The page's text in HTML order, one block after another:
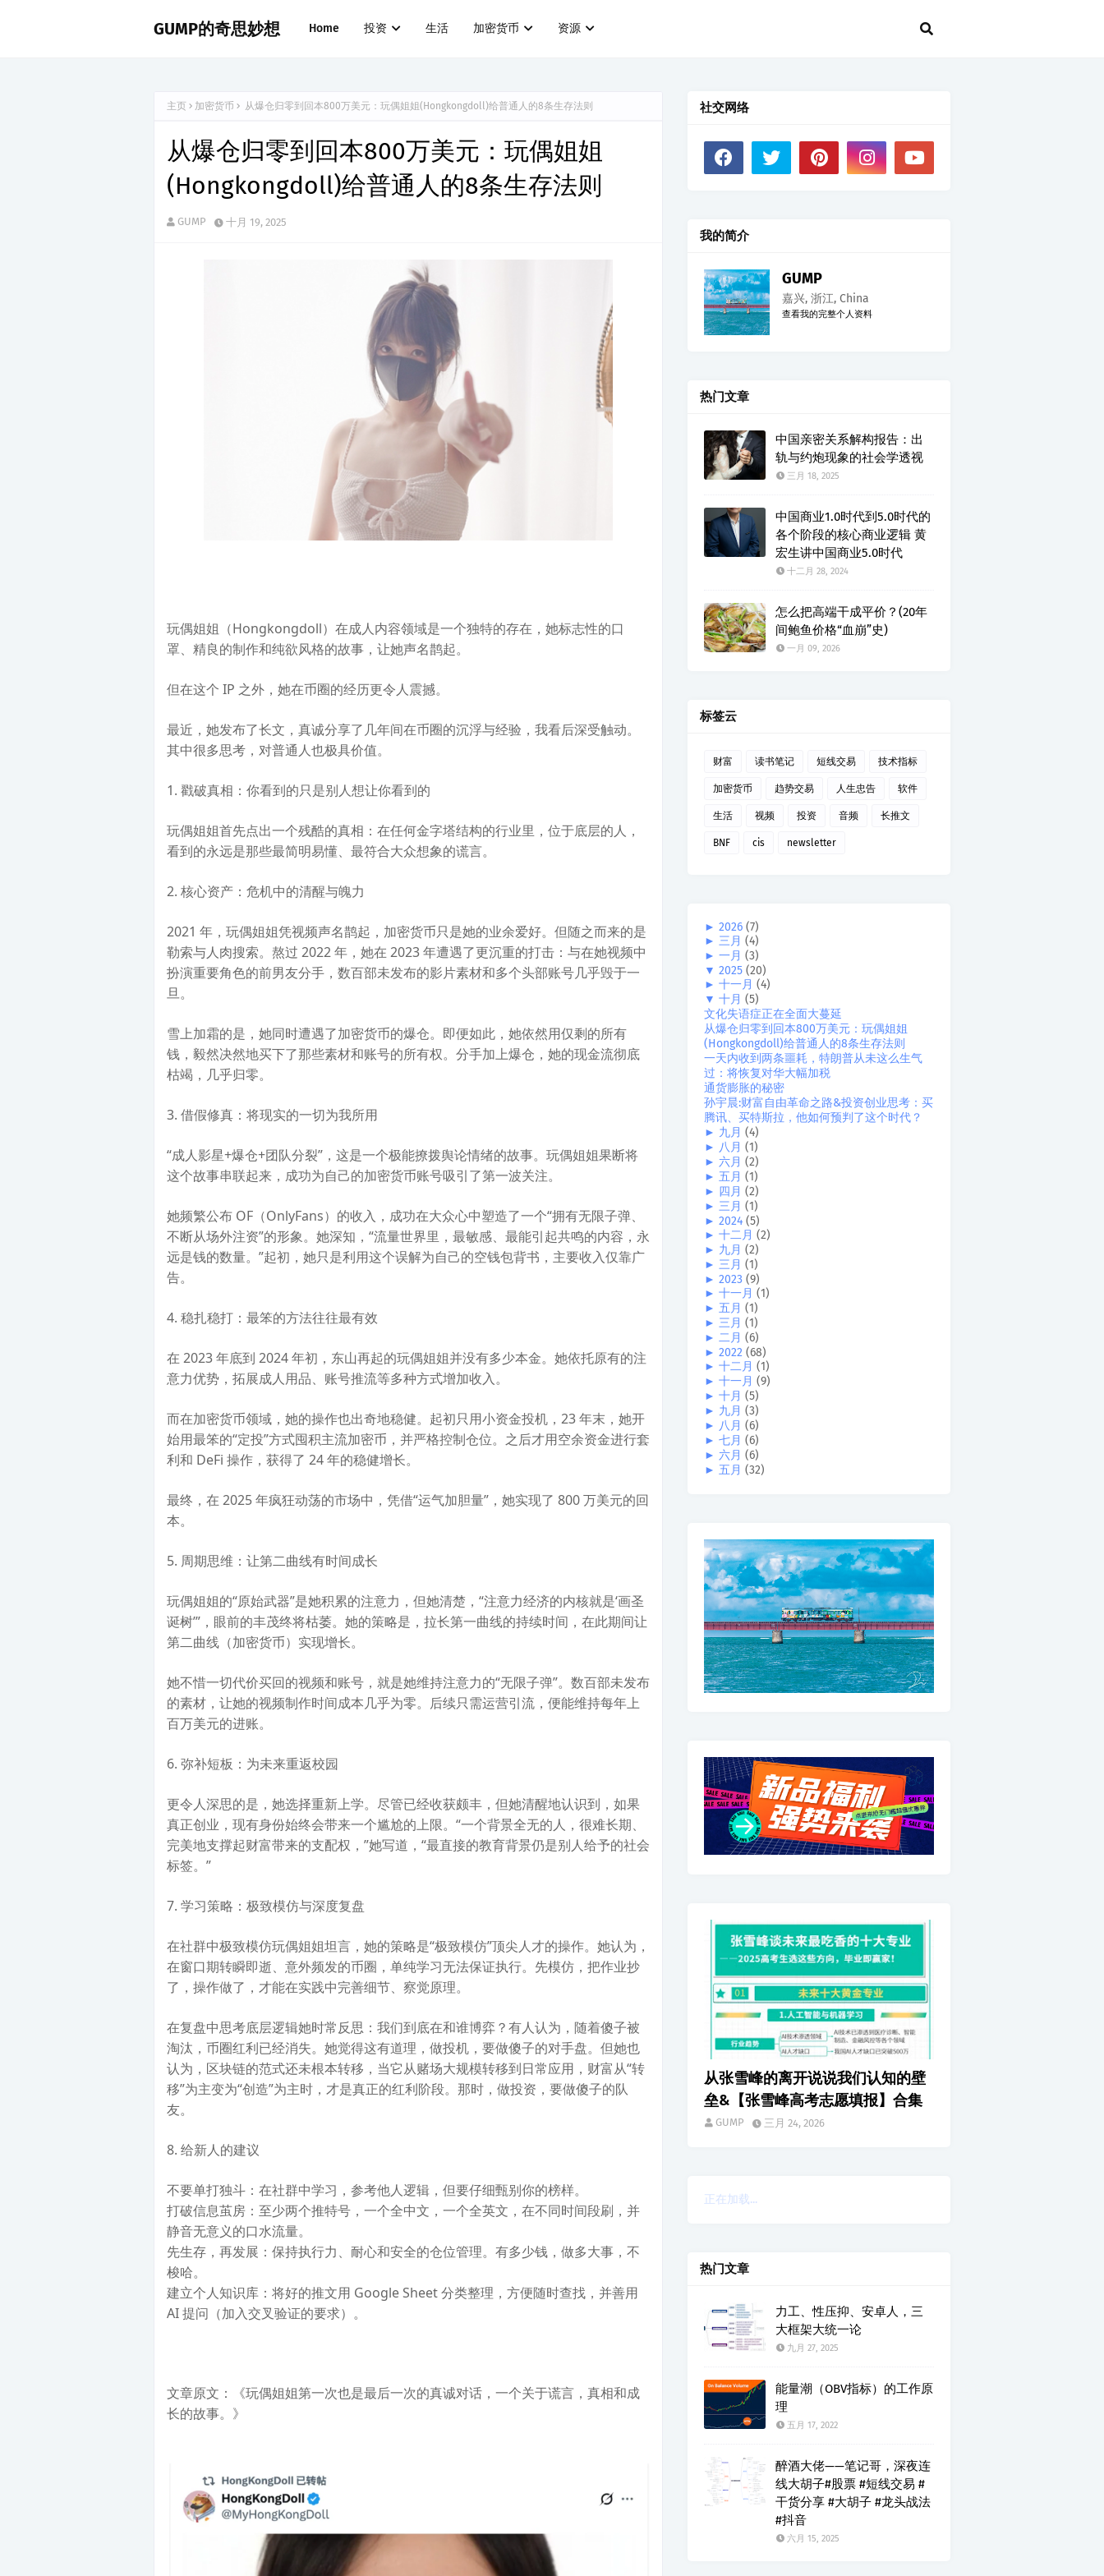
GUMP的奇思妙想 Home 投资 生活 加密货币 资源
主页 加密货币 从爆仓归零到回本800万美元：玩偶姐姐(Hongkongdoll)给普通人的8条生存法则
从爆仓归零到回本800万美元：玩偶姐姐
(Hongkongdoll)给普通人的8条生存法则
GUMP 十月 19, 2025
玩偶姐姐（Hongkongdoll）在成人内容领域是一个独特的存在，她标志性的口
罩、精良的制作和纯欲风格的故事，让她声名鹊起。
但在这个 IP 之外，她在币圈的经历更令人震撼。
最近，她发布了长文，真诚分享了几年间在币圈的沉浮与经验，我看后深受触动。
其中很多思考，对普通人也极具价值。
1. 戳破真相：你看到的只是别人想让你看到的
玩偶姐姐首先点出一个残酷的真相：在任何金字塔结构的行业里，位于底层的人，
看到的永远是那些最简明易懂、最符合大众想象的谎言。
2. 核心资产：危机中的清醒与魄力
2021 年，玩偶姐姐凭视频声名鹊起，加密货币只是她的业余爱好。但随之而来的是
勒索与人肉搜索。熬过 2022 年，她在 2023 年遭遇了更沉重的打击：与在她视频中
扮演重要角色的前男友分手，数百部未发布的影片素材和多个头部账号几乎毁于一
旦。
雪上加霜的是，她同时遭遇了加密货币的爆仓。即便如此，她依然用仅剩的所有
钱，毅然决然地买下了那些素材和账号的所有权。分手加上爆仓，她的现金流彻底
枯竭，几乎归零。
3. 借假修真：将现实的一切为我所用
“成人影星+爆仓+团队分裂”，这是一个极能撩拨舆论情绪的故事。玩偶姐姐果断将
这个故事串联起来，成功为自己的加密货币账号吸引了第一波关注。
她频繁公布 OF（OnlyFans）的收入，成功在大众心中塑造了一个“拥有无限子弹、
不断从场外注资”的形象。她深知，“流量世界里，最敏感、最能引起共鸣的内容，永
远是钱的数量。”起初，她只是利用这个误解为自己的空钱包背书，主要收入仅靠广
告。
4. 稳扎稳打：最笨的方法往往最有效
在 2023 年底到 2024 年初，东山再起的玩偶姐姐并没有多少本金。她依托原有的注
意力优势，拓展成人用品、账号推流等多种方式增加收入。
而在加密货币领域，她的操作也出奇地稳健。起初只用小资金投机，23 年末，她开
始用最笨的“定投”方式囤积主流加密币，并严格控制仓位。之后才用空余资金进行套
利和 DeFi 操作，获得了 24 年的稳健增长。
最终，在 2025 年疯狂动荡的市场中，凭借“运气加胆量”，她实现了 800 万美元的回
本。
5. 周期思维：让第二曲线有时间成长
玩偶姐姐的“原始武器”是她积累的注意力，但她清楚，“注意力经济的内核就是‘画圣
诞树’”，眼前的丰茂终将枯萎。她的策略是，拉长第一曲线的持续时间，在此期间让
第二曲线（加密货币）实现增长。
她不惜一切代价买回的视频和账号，就是她维持注意力的“无限子弹”。数百部未发布
的素材，让她的视频制作时间成本几乎为零。后续只需运营引流，便能维持每年上
百万美元的进账。
6. 弥补短板：为未来重返校园
更令人深思的是，她选择重新上学。尽管已经收获颇丰，但她清醒地认识到，如果
真正创业，现有身份始终会带来一个尴尬的上限。“一个背景全无的人，很难长期、
完美地支撑起财富带来的支配权，”她写道，“最直接的教育背景仍是别人给予的社会
标签。”
7. 学习策略：极致模仿与深度复盘
在社群中极致模仿玩偶姐姐坦言，她的策略是“极致模仿”顶尖人才的操作。她认为，
在窗口期转瞬即逝、意外频发的币圈，单纯学习无法保证执行。先模仿，把作业抄
了，操作做了，才能在实践中完善细节、察觉原理。
在复盘中思考底层逻辑她时常反思：我们到底在和谁博弈？有人认为，随着傻子被
淘汰，币圈红利已经消失。她觉得这有道理，做投机，要做傻子的对手盘。但她也
认为，区块链的范式还未根本转移，当它从赌场大规模转移到日常应用，财富从“转
移”为主变为“创造”为主时，才是真正的红利阶段。那时，做投资，要做傻子的队
友。
8. 给新人的建议
不要单打独斗：在社群中学习，参考他人逻辑，但要仔细甄别你的榜样。
打破信息茧房：至少两个推特号，一个全中文，一个全英文，在不同时间段刷，并
静音无意义的口水流量。
先生存，再发展：保持执行力、耐心和安全的仓位管理。有多少钱，做多大事，不
梭哈。
建立个人知识库：将好的推文用 Google Sheet 分类整理，方便随时查找，并善用
AI 提问（加入交叉验证的要求）。
文章原文：《玩偶姐姐第一次也是最后一次的真诚对话，一个关于谎言，真相和成
长的故事。》
社交网络
我的简介
GUMP
嘉兴, 浙江, China
查看我的完整个人资料
热门文章
中国亲密关系解构报告：出
轨与约炮现象的社会学透视
三月 18, 2025
中国商业1.0时代到5.0时代的
各个阶段的核心商业逻辑 黄
宏生讲中国商业5.0时代
十二月 28, 2024
怎么把高端干成平价？(20年
间鲍鱼价格“血崩”史)
一月 09, 2026
标签云
财富 读书笔记 短线交易 技术指标
加密货币 趋势交易 人生忠告 软件
生活 视频 投资 音频 长推文
BNF cis newsletter
► 2026 (7)
► 三月 (4)
► 一月 (3)
▼ 2025 (20)
► 十一月 (4)
▼ 十月 (5)
文化失语症正在全面大蔓延
从爆仓归零到回本800万美元：玩偶姐姐
(Hongkongdoll)给普通人的8条生存法则
一天内收到两条噩耗，特朗普从未这么生气
过：将恢复对华大幅加税
通货膨胀的秘密
孙宇晨:财富自由革命之路&投资创业思考：买
腾讯、买特斯拉，他如何预判了这个时代？
► 九月 (4)
► 八月 (1)
► 六月 (2)
► 五月 (1)
► 四月 (2)
► 三月 (1)
► 2024 (5)
► 十二月 (2)
► 九月 (2)
► 三月 (1)
► 2023 (9)
► 十一月 (1)
► 五月 (1)
► 三月 (1)
► 二月 (6)
► 2022 (68)
► 十二月 (1)
► 十一月 (9)
► 十月 (5)
► 九月 (3)
► 八月 (6)
► 七月 (6)
► 六月 (6)
► 五月 (32)
从张雪峰的离开说说我们认知的壁
垒&【张雪峰高考志愿填报】合集
GUMP 三月 24, 2026
正在加载...
热门文章
力工、性压抑、安卓人，三
大框架大统一论
九月 27, 2025
能量潮（OBV指标）的工作原
理
五月 17, 2022
醉酒大佬——笔记哥，深夜连
线大胡子#股票 #短线交易 #
干货分享 #大胡子 #龙头战法
#抖音
六月 15, 2025